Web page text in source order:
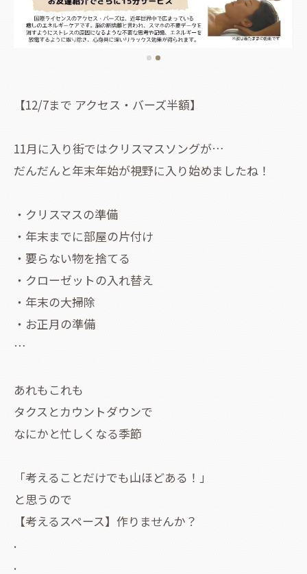
【12/7まで アクセス・バーズ半額】
11月に入り街ではクリスマスソングが…
だんだんと年末年始が視野に入り始めましたね！
・クリスマスの準備
・年末までに部屋の片付け
・要らない物を捨てる
・クローゼットの入れ替え
・年末の大掃除
・お正月の準備
…
あれもこれも
タクスとカウントダウンで
なにかと忙しくなる季節
「考えることだけでも山ほどある！」
と思うので
【考えるスペース】作りませんか？
.
.